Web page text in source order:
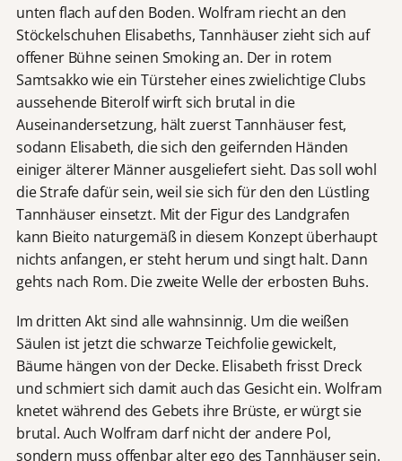
unten flach auf den Boden. Wolfram riecht an den
Stöckelschuhen Elisabeths, Tannhäuser zieht sich auf
offener Bühne seinen Smoking an. Der in rotem
Samtsakko wie ein Türsteher eines zwielichtige Clubs
aussehende Biterolf wirft sich brutal in die
Auseinandersetzung, hält zuerst Tannhäuser fest,
sodann Elisabeth, die sich den geifernden Händen
einiger älterer Männer ausgeliefert sieht. Das soll wohl
die Strafe dafür sein, weil sie sich für den den Lüstling
Tannhäuser einsetzt. Mit der Figur des Landgrafen
kann Bieito naturgemäß in diesem Konzept überhaupt
nichts anfangen, er steht herum und singt halt. Dann
gehts nach Rom. Die zweite Welle der erbosten Buhs.
Im dritten Akt sind alle wahnsinnig. Um die weißen
Säulen ist jetzt die schwarze Teichfolie gewickelt,
Bäume hängen von der Decke. Elisabeth frisst Dreck
und schmiert sich damit auch das Gesicht ein. Wolfram
knetet während des Gebets ihre Brüste, er würgt sie
brutal. Auch Wolfram darf nicht der andere Pol,
sondern muss offenbar alter ego des Tannhäuser sein.